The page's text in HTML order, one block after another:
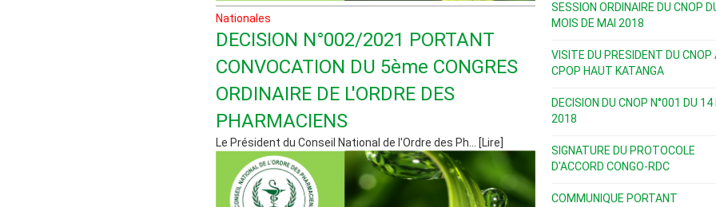
Nationales
DECISION N°002/2021 PORTANT
CONVOCATION DU 5ème CONGRES
ORDINAIRE DE L'ORDRE DES
PHARMACIENS
Le Président du Conseil National de l'Ordre des Ph... [Lire]
SESSION ORDINAIRE DU CNOP
MOIS DE MAI 2018
VISITE DU PRESIDENT DU CNOP
CPOP HAUT KATANGA
DECISION DU CNOP N°001 DU 14
2018
SIGNATURE DU PROTOCOLE
D'ACCORD CONGO-RDC
COMMUNIQUE PORTANT